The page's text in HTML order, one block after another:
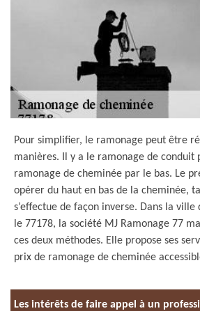
Pour simplifier, le ramonage peut être
manières. Il y a le ramonage de conduit
ramonage de cheminée par le bas. Le
opérer du haut en bas de la cheminée,
s’effectue de façon inverse. Dans la ville
le 77178, la société MJ Ramonage 77
ces deux méthodes. Elle propose ses
prix de ramonage de cheminée
Les intérêts de faire appel à un